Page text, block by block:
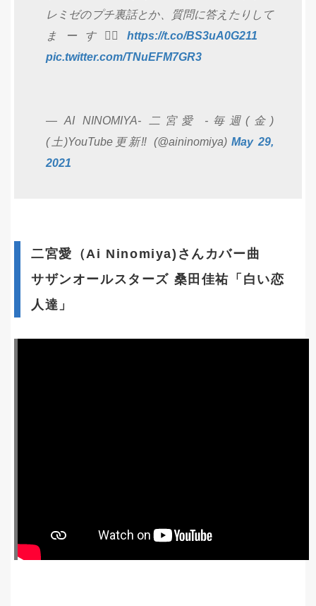
レミゼのプチ裏話とか、質問に答えたりして
まーす🙋‍♀️ https://t.co/BS3uA0G211
pic.twitter.com/TNuEFM7GR3
— AI NINOMIYA- 二宮愛 -毎週(金)
(土)YouTube更新‼️ (@aininomiya)May 29,
2021
二宮愛（Ai Ninomiya)さんカバー曲
サザンオールスターズ 桑田佳祐「白い恋
人達」